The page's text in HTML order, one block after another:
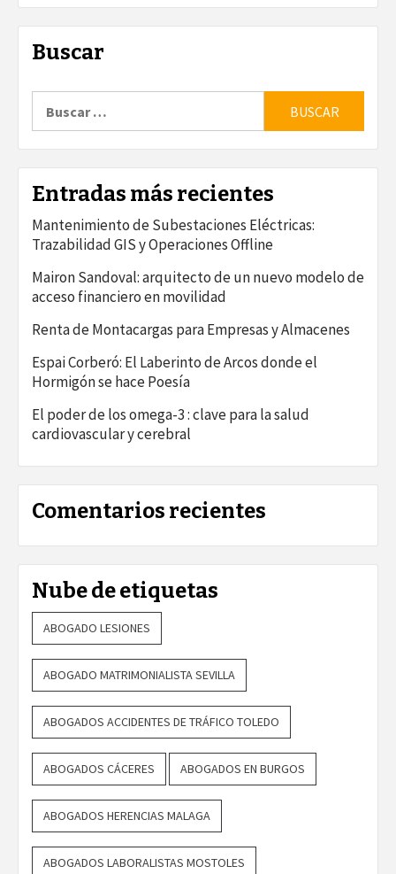
Buscar
Entradas más recientes
Mantenimiento de Subestaciones Eléctricas:
Trazabilidad GIS y Operaciones Offline
Mairon Sandoval: arquitecto de un nuevo modelo de
acceso financiero en movilidad
Renta de Montacargas para Empresas y Almacenes
Espai Corberó: El Laberinto de Arcos donde el
Hormigón se hace Poesía
El poder de los omega-3 : clave para la salud
cardiovascular y cerebral
Comentarios recientes
Nube de etiquetas
ABOGADO LESIONES
ABOGADO MATRIMONIALISTA SEVILLA
ABOGADOS ACCIDENTES DE TRÁFICO TOLEDO
ABOGADOS CÁCERES ABOGADOS EN BURGOS
ABOGADOS HERENCIAS MALAGA
ABOGADOS LABORALISTAS MOSTOLES